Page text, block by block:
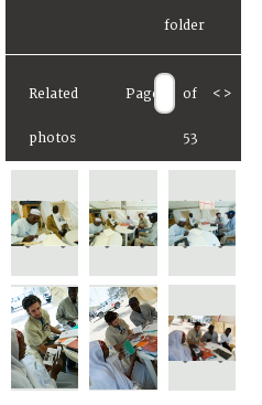
Related
photos
Page of
53
< >